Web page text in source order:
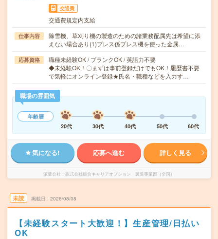
交通費
交通費規定内支給
仕事内容
除雪機、草刈り機の製造のための諸業務配属先は希望に添
えない場合あり(1)プレス係プレス機を使った金属…
応募資格
職種未経験OK / ブランクOK / 英語力不要
◆未経験OK！〇まずは事前登録だけでもOK！履歴書不要
で気軽にオンライン登録★氏名・職種などを入力す…
職場の雰囲気
年齢層
20代
30代 40代 50代 60代
気になる! 応募へ進む 詳しく見る
派遣会社 株式会社綜合キャリアオプション 製造事業部（全国）
未読 掲載日 2026/08/08
【未経験スタート大歓迎！】生産管理/日払い
OK